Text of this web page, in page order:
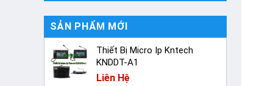
SẢN PHẨM MỚI
Thiết Bị Micro Ip Kntech
KNDDT-A1
Liên Hệ